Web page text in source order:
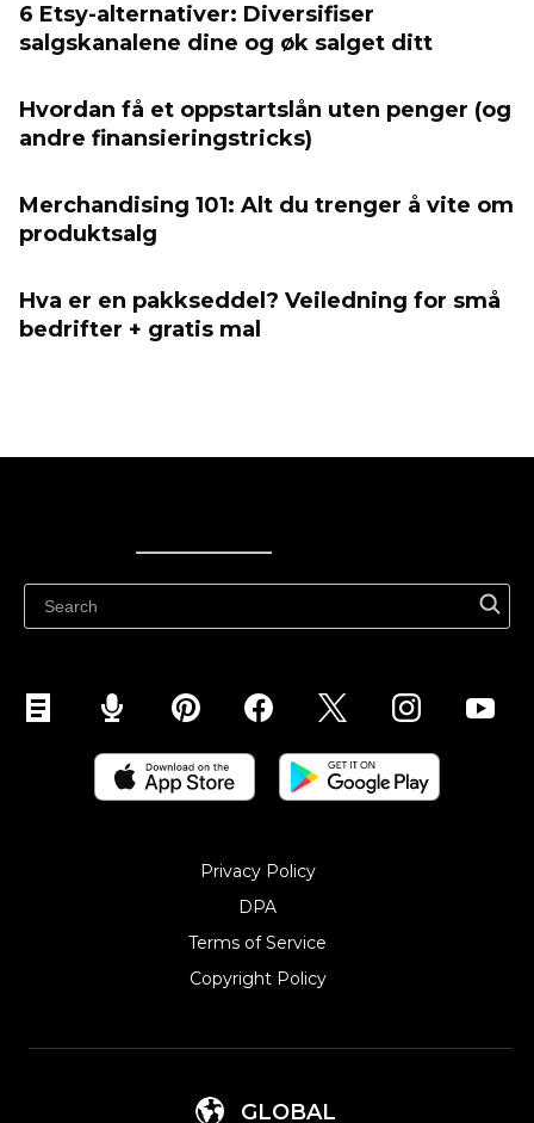
6 Etsy-alternativer: Diversifiser
salgskanalene dine og øk salget ditt
Hvordan få et oppstartslån uten penger (og
andre finansieringstricks)
Merchandising 101: Alt du trenger å vite om
produktsalg
Hva er en pakkseddel? Veiledning for små
bedrifter + gratis mal
Privacy Policy
DPA
Terms of Service
Copyright Policy‎
GLOBAL